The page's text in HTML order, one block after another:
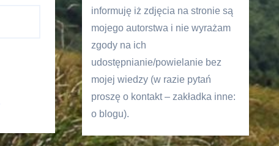
informuję iż zdjęcia na stronie są
mojego autorstwa i nie wyrażam
zgody na ich
udostępnianie/powielanie bez
mojej wiedzy (w razie pytań
proszę o kontakt – zakładka inne:
o blogu).